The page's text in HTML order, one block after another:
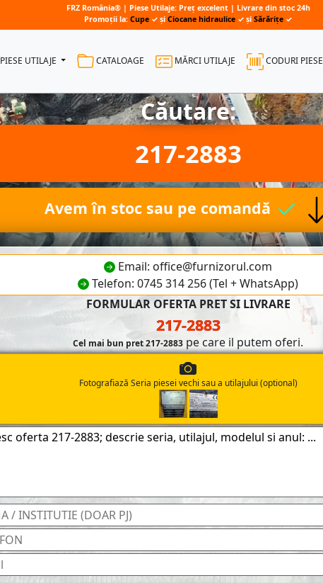
Căutare:
217-2883
Avem în stoc sau pe comandă
Email: office@furnizorul.com
Telefon: 0745 314 256 (Tel + WhatsApp)
FORMULAR OFERTA PRET SI LIVRARE
217-2883
Cel mai bun pret 217-2883 pe care il putem oferi.
Fotografiază Seria piesei vechi sau a utilajului (optional)
FRZ România® | Piese Utilaje: Preț excelent | Livrare din stoc 24h
Promoții la: Cupe ✓ și Ciocane hidraulice ✓ și Sărărițe ✓
PIESE UTILAJE CATALOAGE MĂRCI UTILAJE CODURI PIESE